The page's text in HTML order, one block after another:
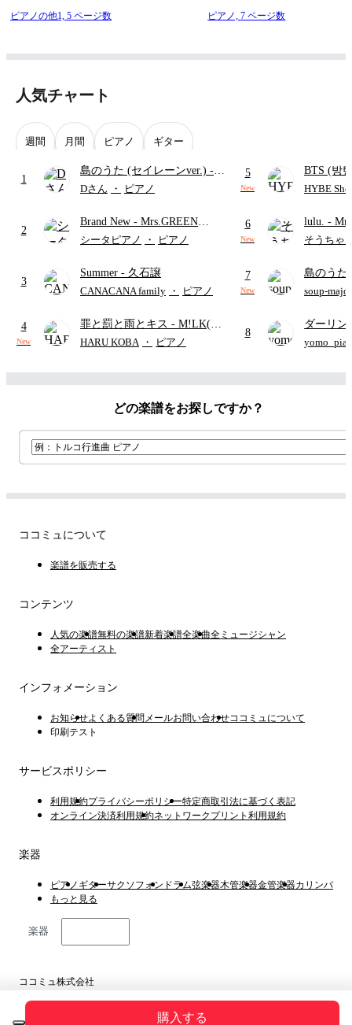
ピアノの他1, 5 ページ数
ピアノ,7 ページ数
人気チャート
週間 月間 ピアノ ギター
1
島のうた (セイレーンver.) -
セイレーン(CV.鈴木みのり)
ード・ペダル付き/『映画ちい
かわ 人魚の島のひみつ』よ
Dさん ・ ピアノ
2
Brand New - Mrs.GREEN
APPLE
シータピアノ ・ ピアノ
3
Summer - 久石譲
CANACANA family ・ ピアノ
4
New
罪と罰と雨とキス - M!LK(佐
野勇斗&吉田仁人)
HARU KOBA ・ ピアノ
5
New
BTS (방
HYBE
6
New
lulu. -
そうちゃ
7
New
島のうた
映画ちい
soup-majo
8
ダーリン
APPLE (
どの楽譜をお探しですか？
購入する
ココミュについて
楽譜を販売する
コンテンツ
人気の楽譜無料の楽譜新着楽譜全楽曲全ミュージシャン
全アーティスト
インフォメーション
お知らせよくある質問 メールお問い合わせココミュについて
印刷テスト
サービスポリシー
利用規約プライバシーポリシー特定商取引法に基づく表記
オンライン決済利用規約ネットワークプリント利用規約
楽器
ピアノ ギターサクソフォン ドラム弦楽器木管楽器金管楽器カリンバ
もっと見る
楽器
ココミュ株式会社